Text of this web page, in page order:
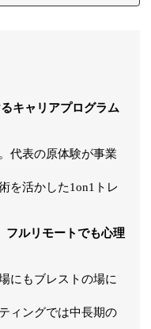
キャリアプログラム
代表の原体験が事業
を活かした1on1トレ
フルリモートでも心理
にもブレストの場に
ィングでは中長期の